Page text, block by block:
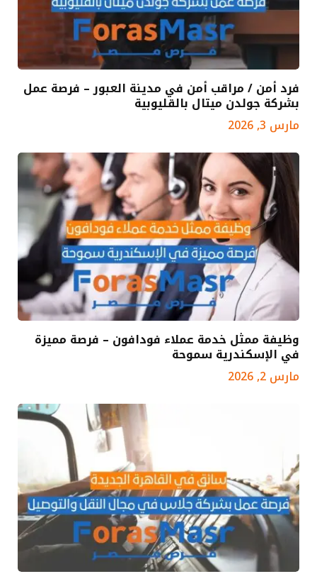
فرد أمن / مراقب أمن في مدينة العبور – فرصة عمل
بشركة جولدن ميتال بالقليوبية
مارس 3, 2026
وظيفة ممثل خدمة عملاء فودافون – فرصة مميزة
في الإسكندرية سموحة
مارس 2, 2026